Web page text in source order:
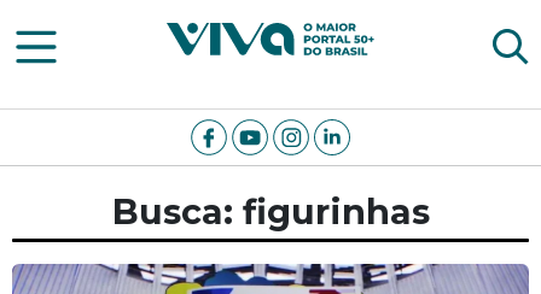
Viva Notícias
Busca: figurinhas